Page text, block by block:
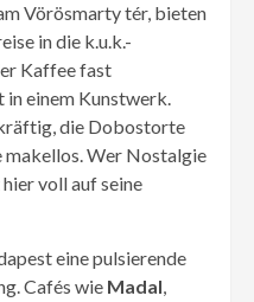
Vörösmarty tér, bieten
in die k.u.k.-
Kaffee fast
in einem Kunstwerk.
die Dobostorte
makellos. Wer Nostalgie
voll auf seine
eine pulsierende
Cafés wie Madal,